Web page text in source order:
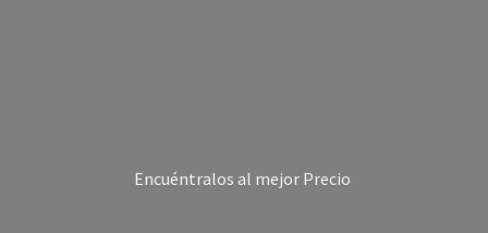
Encuéntralos al mejor Precio